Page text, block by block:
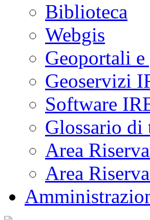
Biblioteca
Webgis
Geoportali
Geoservizi
Software
Glossario di
Area
Area